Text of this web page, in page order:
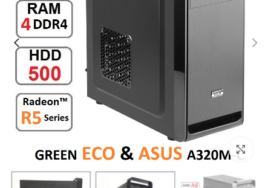
بزرگنمایی تصویر